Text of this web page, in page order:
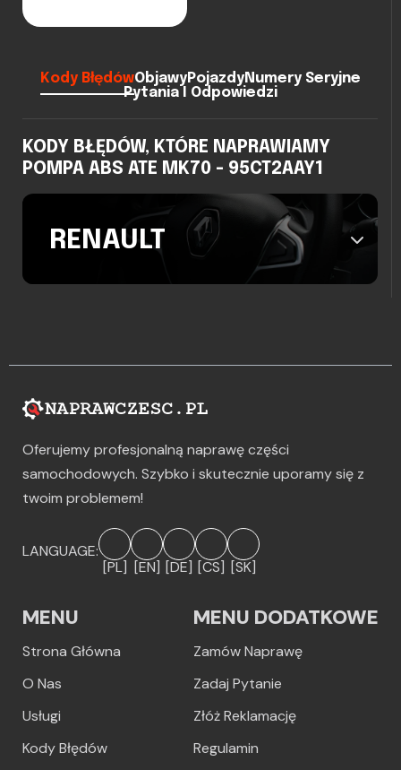
Kody BłędówObjawyPojazdyNumery Seryjne
Pytania I Odpowiedzi
KODY BŁĘDÓW, KTÓRE NAPRAWIAMY
POMPA ABS ATE MK70 - 95CT2AAY1
RENAULT
Oferujemy profesjonalną naprawę części
samochodowych. Szybko i skutecznie uporamy się z
twoim problemem!
LANGUAGE:
[PL] [EN] [DE] [CS] [SK]
MENU
Strona Główna
O Nas
Usługi
Kody Błędów
MENU DODATKOWE
Zamów Naprawę
Zadaj Pytanie
Złóż Reklamację
Regulamin